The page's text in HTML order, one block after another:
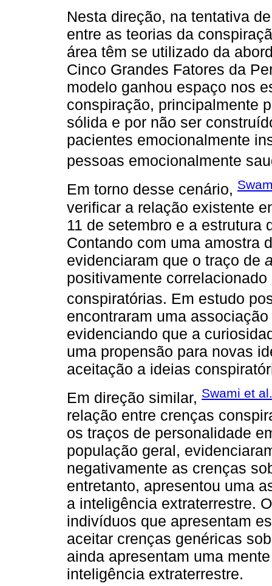
Nesta direção, na tentativa
entre as teorias da
área têm se utilizado da
Cinco Grandes Fatores da
modelo ganhou espaço nos
conspiração, principalmente
sólida e por não ser
pacientes emocionalmente
pessoas emocionalmente
Em torno desse cenário,
verificar a relação existente
11 de setembro e a estrutura
Contando com uma amostra
evidenciaram que o traço de
positivamente
conspiratórias. Em estudo
encontraram uma
evidenciando que a
uma propensão para novas
aceitação a ideias
Em direção similar, Swami et
relação entre crenças
os traços de personalidade
população geral,
negativamente as crenças
entretanto, apresentou uma
a inteligência extraterrestre.
indivíduos que apresentam
aceitar crenças genéricas
ainda apresentam uma
inteligência extraterrestre.